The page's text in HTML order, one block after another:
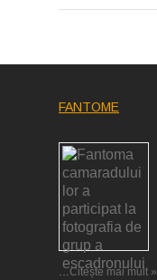
FANTOME
…Citește mai mult »